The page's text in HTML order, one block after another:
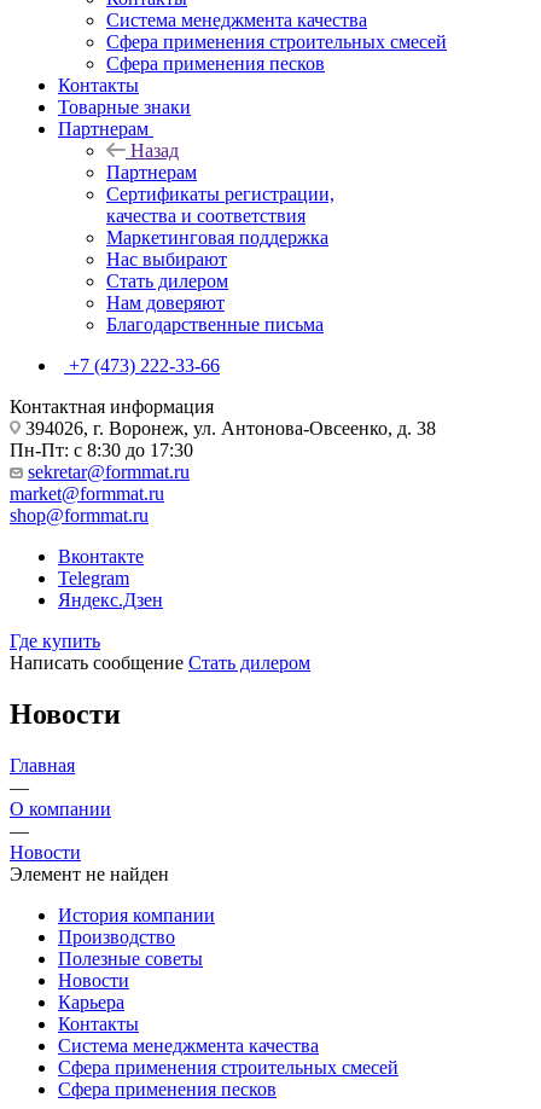
Система менеджмента качества
Сфера применения строительных смесей
Сфера применения песков
Контакты
Товарные знаки
Партнерам
Назад
Партнерам
Сертификаты регистрации,
качества и соответствия
Маркетинговая поддержка
Нас выбирают
Стать дилером
Нам доверяют
Благодарственные письма
+7 (473) 222-33-66
Контактная информация
394026, г. Воронеж, ул. Антонова-Овсеенко, д. 38
Пн-Пт: с 8:30 до 17:30
sekretar@formmat.ru
market@formmat.ru
shop@formmat.ru
Вконтакте
Telegram
Яндекс.Дзен
Где купить
Написать сообщение Стать дилером
Новости
Главная
—
О компании
—
Новости
Элемент не найден
История компании
Производство
Полезные советы
Новости
Карьера
Контакты
Система менеджмента качества
Сфера применения строительных смесей
Сфера применения песков